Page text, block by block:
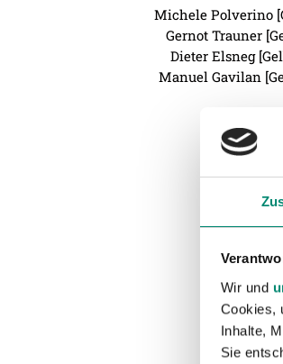
Wir und
Cookies,
Inhalte,
Sie
Michele Polverino
Gernot Trauner
Dieter Elsneg
Manuel Gavilan